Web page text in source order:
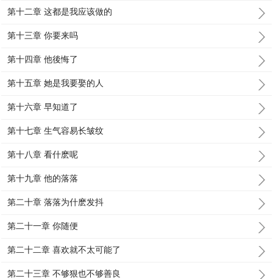
第十二章 这都是我应该做的
第十三章 你要来吗
第十四章 他後悔了
第十五章 她是我要娶的人
第十六章 早知道了
第十七章 生气容易长皱纹
第十八章 看什麽呢
第十九章 他的落落
第二十章 落落为什麽发抖
第二十一章 你随便
第二十二章 喜欢就不太可能了
第二十三章 不够狠也不够善良